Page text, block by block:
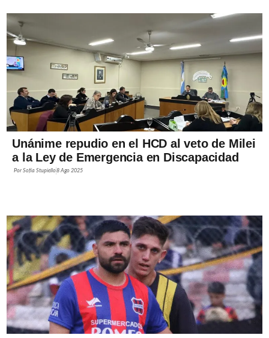
Unánime repudio en el HCD al veto de Milei
a la Ley de Emergencia en Discapacidad
PorSofía Stupiello8 Ago 2025